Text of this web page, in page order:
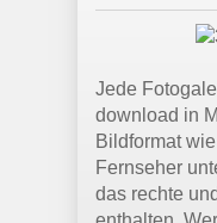
Jede
download in
Bildformat
Fernseher
das rechte